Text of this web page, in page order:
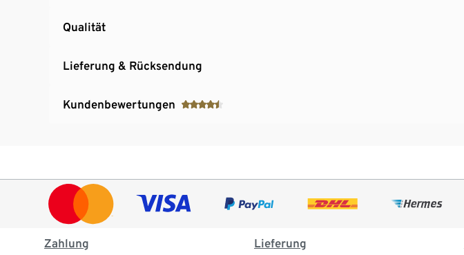
Qualität
Lieferung & Rücksendung
Kundenbewertungen
Zahlung Lieferung